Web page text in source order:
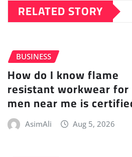
RELATED STORY
BUSINESS
How do I know flame
resistant workwear for
men near me is
AsimAli Aug 5, 2026